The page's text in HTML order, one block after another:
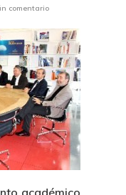
comentario
académico